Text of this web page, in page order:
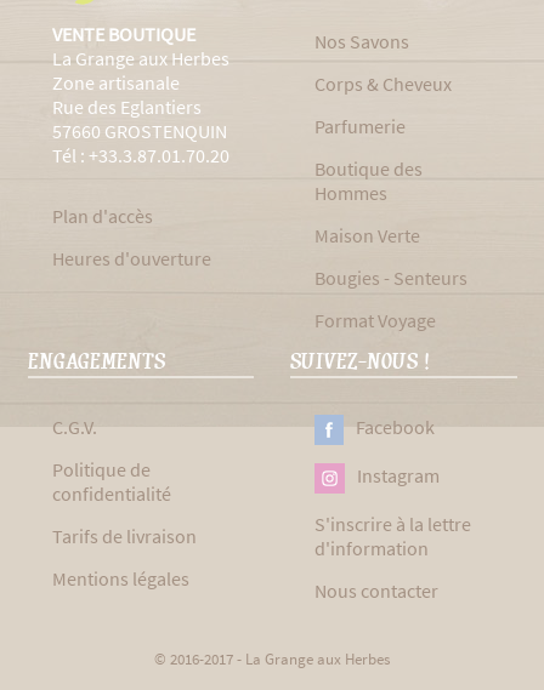
VENTE BOUTIQUE
La Grange aux Herbes
Zone artisanale
Rue des Eglantiers
57660 GROSTENQUIN
Tél : +33.3.87.01.70.20
Plan d'accès
Heures d'ouverture
Nos Savons
Corps & Cheveux
Parfumerie
Boutique des
Hommes
Maison Verte
Bougies - Senteurs
Format Voyage
ENGAGEMENTS
C.G.V.
Politique de
confidentialité
Tarifs de livraison
Mentions légales
SUIVEZ-NOUS !
Facebook
Instagram
S'inscrire à la lettre
d'information
Nous contacter
© 2016-2017 - La Grange aux Herbes